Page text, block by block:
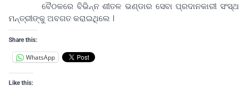
ବୈଠକରେ ବିଭିନ୍ନ ଶୀତଳ ଭଣ୍ଡାର ସେବା ପ୍ରଦାନକାରୀ
ମନ୍ତ୍ରୀଙ୍କୁ ଅବଗତ କରାଇଥିଲେ ।
Share this:
WhatsApp
Like this: